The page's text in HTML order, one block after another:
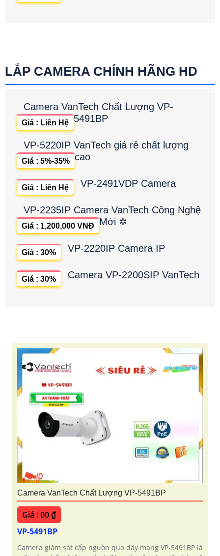
LẮP CAMERA CHÍNH HÃNG HD
Camera VanTech Chất Lượng VP-
5491BP
Giá : Liên Hệ
VP-5220IP VanTech giá rẻ chất lượng
cao
Giá : 5%-35%
VP-2491VDP Camera
Giá : Liên Hệ
VP-2235IP Camera VanTech Công Nghệ
Mới ✲
Giá : 1,200,000 VNĐ
VP-2220IP Camera IP
Giá : 30%
Camera VP-2200SIP VanTech
Giá : 30%
Camera VanTech Chất Lượng VP-5491BP
Giá : 00 ₫
VP-5491BP
Camera giám sát cấp nguồn qua dây mạng VP-5491BP là